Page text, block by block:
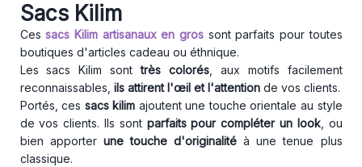
Sacs Kilim
Cessacs Kilim artisanaux en grossont parfaits pour toutes
boutiques d'articles cadeau ou éthnique.
Les sacs Kilim sonttrès colorés, aux motifs facilement
reconnaissables, ils attirent l'œil et l'attentionde vos clients.
Portés, ces sacs kilim ajoutent une touche orientale au style
de vos clients. Ils sont parfaits pour compléter un look, ou
bien apporter une touche d'originalité à une tenue plus
classique.